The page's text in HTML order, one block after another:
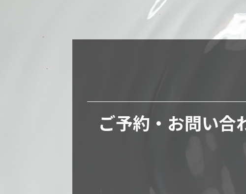
ご予約・お問い合